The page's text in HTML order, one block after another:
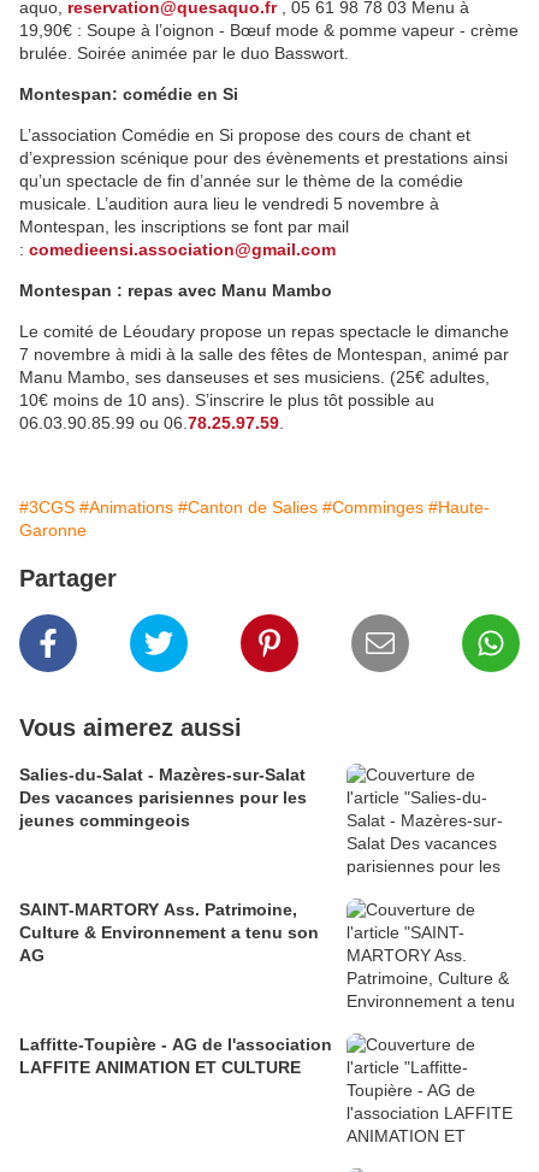
aquo, reservation@quesaquo.fr
, 05 61 98 78 03 Menu à
19,90€ : Soupe à l’oignon - Bœuf mode & pomme vapeur - crème
brulée. Soirée animée par le duo Basswort.
Montespan: comédie en Si
L’association Comédie en Si propose des cours de chant et
d’expression scénique pour des évènements et prestations ainsi
qu’un spectacle de fin d’année sur le thème de la comédie
musicale. L’audition aura lieu le vendredi 5 novembre à
Montespan, les inscriptions se font par mail
: comedieensi.association@gmail.com
Montespan : repas avec Manu Mambo
Le comité de Léoudary propose un repas spectacle le dimanche
7 novembre à midi à la salle des fêtes de Montespan, animé par
Manu Mambo, ses danseuses et ses musiciens. (25€ adultes,
10€ moins de 10 ans). S’inscrire le plus tôt possible au
06.03.90.85.99 ou 06. 78.25.97.59
#3CGS #Animations #Canton de Salies #Comminges #Haute-
Garonne
Partager
Vous aimerez aussi
Salies-du-Salat - Mazères-sur-Salat
Des vacances parisiennes pour les
jeunes commingeois
SAINT-MARTORY Ass. Patrimoine,
Culture & Environnement a tenu son
AG
Laffitte-Toupière - AG de l'association
LAFFITE ANIMATION ET CULTURE